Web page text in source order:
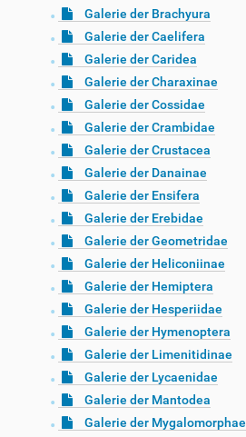
Galerie der Brachyura
Galerie der Caelifera
Galerie der Caridea
Galerie der Charaxinae
Galerie der Cossidae
Galerie der Crambidae
Galerie der Crustacea
Galerie der Danainae
Galerie der Ensifera
Galerie der Erebidae
Galerie der Geometridae
Galerie der Heliconiinae
Galerie der Hemiptera
Galerie der Hesperiidae
Galerie der Hymenoptera
Galerie der Limenitidinae
Galerie der Lycaenidae
Galerie der Mantodea
Galerie der Mygalomorphae